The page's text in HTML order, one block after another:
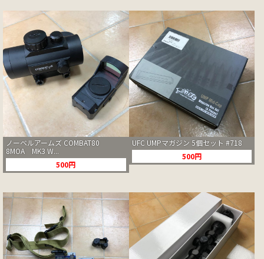
ノーベルアームズ COMBAT80
8MOA MK3 W...
500円
UFC UMPマガジン 5個セット #718
500円